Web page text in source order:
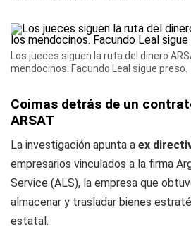
Los jueces siguen la ruta del dinero
mendocinos. Facundo Leal sigue preso.
Coimas detrás de un
ARSAT
La investigación apunta a ex
empresarios vinculados a la firma
Service (ALS), la empresa que
almacenar y trasladar bienes
estatal.